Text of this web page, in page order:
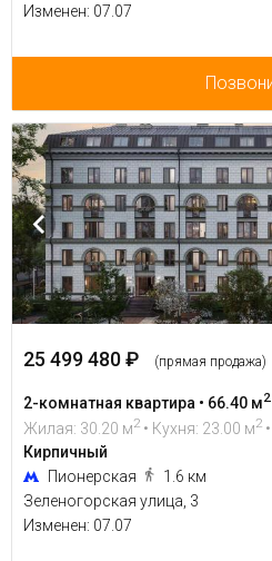
Изменен: 07.07
25 499 480 ₽ (прямая продажа)
2-комнатная квартира • 66.40 м2
Жилая: 30.20 м2 • Кухня: 23.00 м2
Кирпичный
Пионерская
1.6 км
Зеленогорская улица, 3
Изменен: 07.07